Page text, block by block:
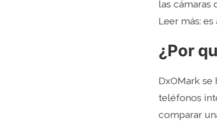
las cámaras
Leer más:
¿Por
DxOMark
teléfonos
comparar